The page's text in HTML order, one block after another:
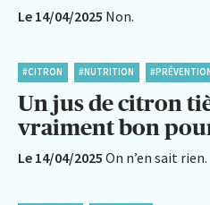
Le 14/04/2025 Non.
#CITRON #NUTRITION
Un jus de citron
vraiment bon
Le 14/04/2025 On n’en sait rien.